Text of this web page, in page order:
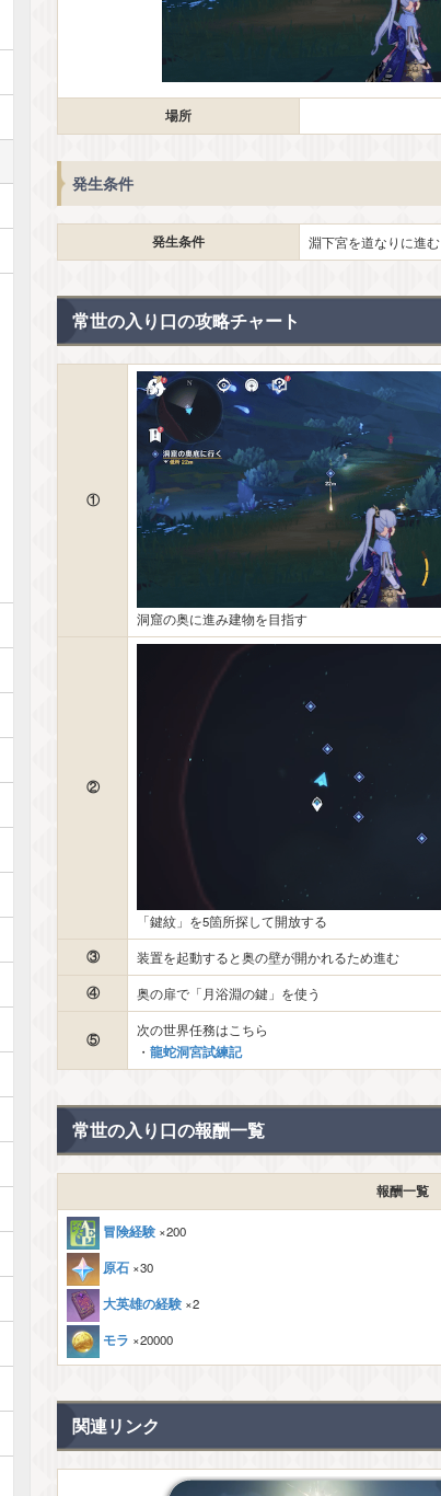
場所
発生条件
発生条件 淵下宮を道なりに進む
常世の入り口の攻略チャート
①
洞窟の奥に進み建物を目指す
②
「鍵紋」を5箇所探して開放する
③ 装置を起動すると奥の壁が開かれるため進む
④ 奥の扉で「月浴淵の鍵」を使う
⑤
次の世界任務はこちら
・ 龍蛇洞宮試練記
常世の入り口の報酬一覧
報酬一覧
冒険経験 ×200
原石 ×30
大英雄の経験 ×2
モラ ×20000
関連リンク